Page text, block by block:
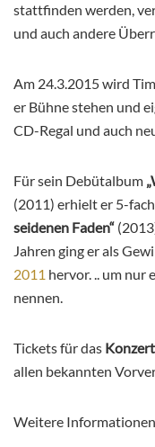
stattfinden werden,
und auch andere
Am 24.3.2015 wird
er Bühne stehen und
CD-Regal und auch
Für sein Debütalbum
(2011) erhielt er 5-
seidenen Faden“
Jahren ging er als
2011 hervor. .. um nur
nennen.
Tickets für das
allen bekannten
Weitere